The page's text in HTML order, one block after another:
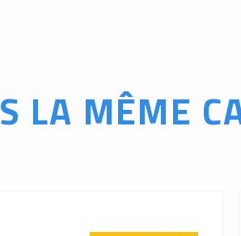
LA MÊME